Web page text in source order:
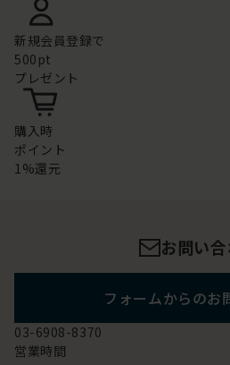
新規会員登録で
500pt
プレゼント
購入時
ポイント
1%還元
お問い
フォームからのお
03-6908-8370
営業時間